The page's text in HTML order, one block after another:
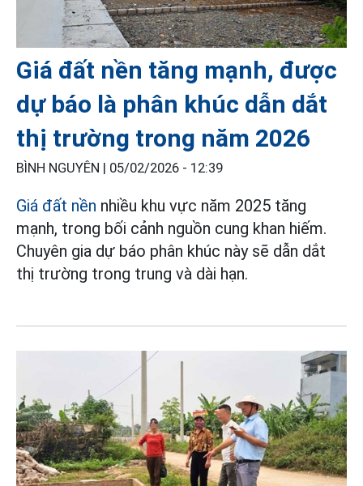
Giá đất nền tăng mạnh, được
dự báo là phân khúc dẫn dắt
thị trường trong năm 2026
BÌNH NGUYÊN | 05/02/2026 - 12:39
Giá đất nền nhiều khu vực năm 2025 tăng
mạnh, trong bối cảnh nguồn cung khan hiếm.
Chuyên gia dự báo phân khúc này sẽ dẫn dắt
thị trường trong trung và dài hạn.